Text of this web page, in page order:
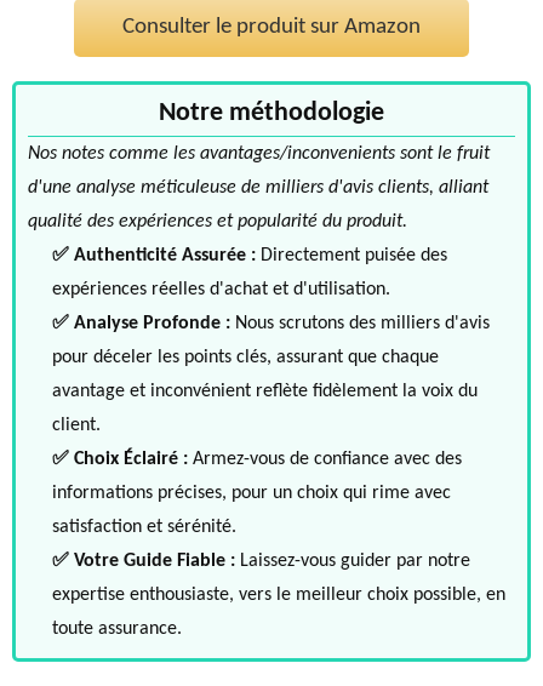
Consulter le produit sur Amazon
Notre méthodologie
Nos notes comme les avantages/inconvenients sont le fruit
d'une analyse méticuleuse de milliers d'avis clients, alliant
qualité des expériences et popularité du produit.
✅ Authenticité Assurée : Directement puisée des
expériences réelles d'achat et d'utilisation.
✅ Analyse Profonde : Nous scrutons des milliers d'avis
pour déceler les points clés, assurant que chaque
avantage et inconvénient reflète fidèlement la voix du
client.
✅ Choix Éclairé : Armez-vous de confiance avec des
informations précises, pour un choix qui rime avec
satisfaction et sérénité.
✅ Votre Guide Fiable : Laissez-vous guider par notre
expertise enthousiaste, vers le meilleur choix possible, en
toute assurance.